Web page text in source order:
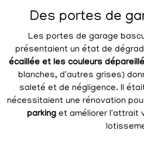
Des portes de
Les portes de garage
présentaient un état de
écaillée et les couleurs
blanches, d'autres grises)
saleté et de négligence. Il
nécessitaient une rénovation
parking et améliorer l'attrait